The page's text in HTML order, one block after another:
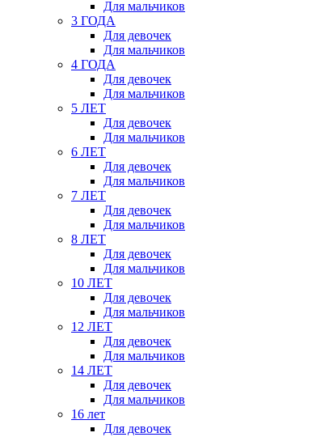
Для мальчиков
3 ГОДА
Для девочек
Для мальчиков
4 ГОДА
Для девочек
Для мальчиков
5 ЛЕТ
Для девочек
Для мальчиков
6 ЛЕТ
Для девочек
Для мальчиков
7 ЛЕТ
Для девочек
Для мальчиков
8 ЛЕТ
Для девочек
Для мальчиков
10 ЛЕТ
Для девочек
Для мальчиков
12 ЛЕТ
Для девочек
Для мальчиков
14 ЛЕТ
Для девочек
Для мальчиков
16 лет
Для девочек